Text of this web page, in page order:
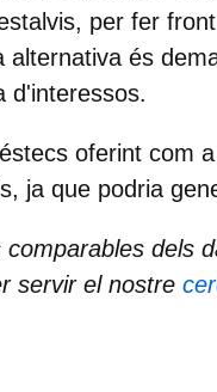
per fer
alternativa és
d'interessos.
oferint com
ja que podria
dels
servir el nostre